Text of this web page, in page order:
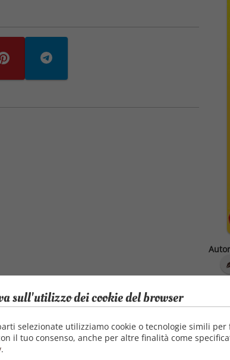
sull'utilizzo dei cookie del browser
selezionate utilizziamo cookie o tecnologie simili per
il tuo consenso, anche per altre finalità come
.